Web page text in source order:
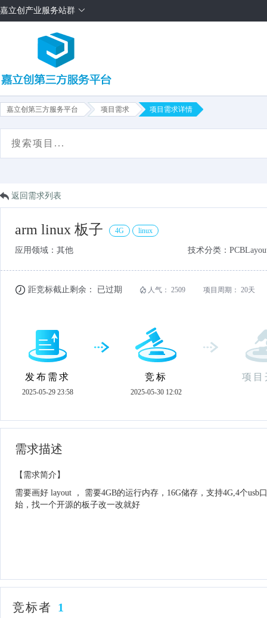
嘉立创产业服务站群
方案售卖
嘉立创第三方服务平台 项目需求 项目需求详情
返回需求列表
arm linux 板子 4G linux
应用领域：其他 技术分类：
距竞标截止剩余： 已过期 人气： 2509 项目周期： 20天
发布需求
2025-05-29 23:58
竞标
2025-05-30 12:02
项目
需求描述
【需求简介】
需要画好 layout ， 需要4GB的运行内存，16G储存，支持4G,4个
始，找一个开源的板子改一改就好
竞标者 1